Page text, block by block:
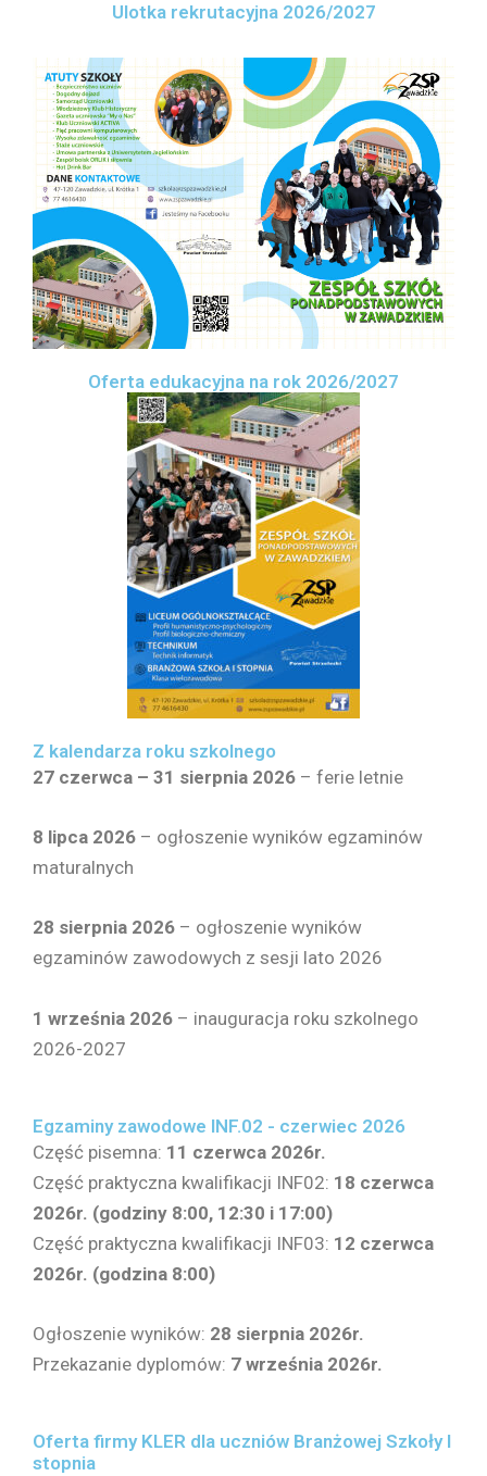
Ulotka rekrutacyjna 2026/2027
Oferta edukacyjna na rok 2026/2027
Z kalendarza roku szkolnego
27 czerwca – 31 sierpnia 2026 – ferie letnie
8 lipca 2026 – ogłoszenie wyników egzaminów
maturalnych
28 sierpnia 2026 – ogłoszenie wyników
egzaminów zawodowych z sesji lato 2026
1 września 2026 – inauguracja roku szkolnego
2026-2027
Egzaminy zawodowe INF.02 - czerwiec 2026
Część pisemna: 11 czerwca 2026r.
Część praktyczna kwalifikacji INF02: 18 czerwca
2026r. (godziny 8:00, 12:30 i 17:00)
Część praktyczna kwalifikacji INF03: 12 czerwca
2026r. (godzina 8:00)
Ogłoszenie wyników: 28 sierpnia 2026r.
Przekazanie dyplomów: 7 września 2026r.
Oferta firmy KLER dla uczniów Branżowej Szkoły I
stopnia